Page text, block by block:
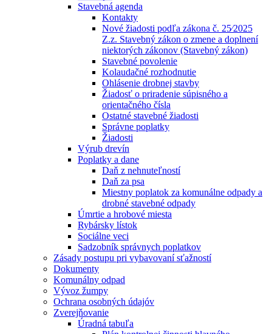
Stavebná agenda
Kontakty
Nové žiadosti podľa zákona č. 25⁄2025
Z.z. Stavebný zákon o zmene a doplnení
niektorých zákonov (Stavebný zákon)
Stavebné povolenie
Kolaudačné rozhodnutie
Ohlásenie drobnej stavby
Žiadosť o priradenie súpisného a
orientačného čísla
Ostatné stavebné žiadosti
Správne poplatky
Žiadosti
Výrub drevín
Poplatky a dane
Daň z nehnuteľností
Daň za psa
Miestny poplatok za komunálne odpady a
drobné stavebné odpady
Úmrtie a hrobové miesta
Rybársky lístok
Sociálne veci
Sadzobník správnych poplatkov
Zásady postupu pri vybavovaní sťažností
Dokumenty
Komunálny odpad
Vývoz žumpy
Ochrana osobných údajóv
Zverejňovanie
Úradná tabuľa